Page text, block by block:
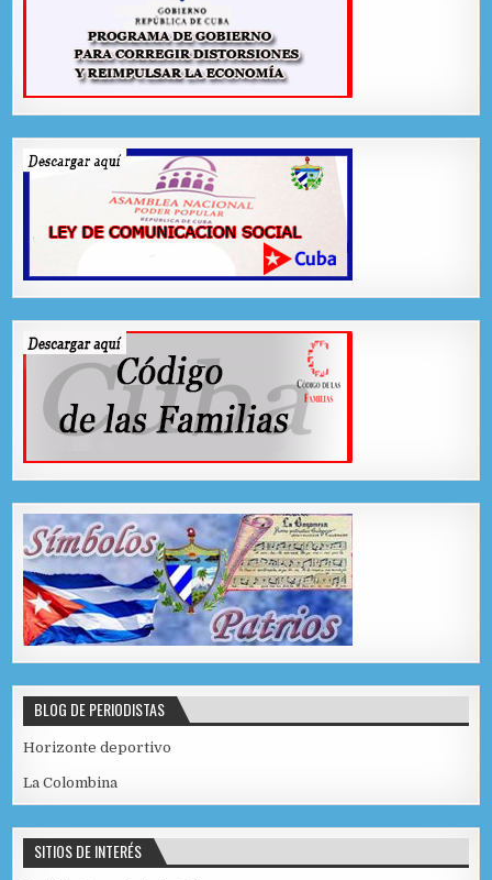
BLOG DE PERIODISTAS
Horizonte deportivo
La Colombina
SITIOS DE INTERÉS